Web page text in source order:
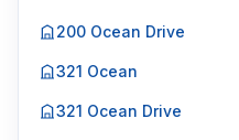
200 Ocean Drive
321 Ocean
321 Ocean Drive